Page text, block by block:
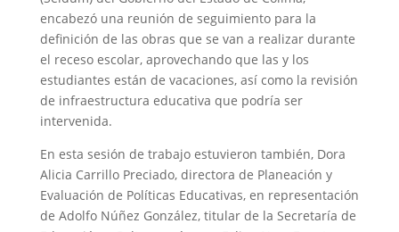
encabezó una reunión de seguimiento para la
definición de las obras que se van a realizar durante
el receso escolar, aprovechando que las y los
estudiantes están de vacaciones, así como la revisión
de infraestructura educativa que podría ser
intervenida.
En esta sesión de trabajo estuvieron también, Dora
Alicia Carrillo Preciado, directora de Planeación y
Evaluación de Políticas Educativas, en representación
de Adolfo Núñez González, titular de la Secretaría de